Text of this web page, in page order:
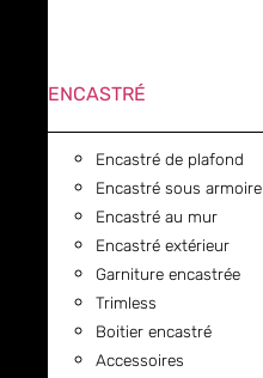
ENCASTRÉ
Encastré de plafond
Encastré sous armoire
Encastré au mur
Encastré extérieur
Garniture encastrée
Trimless
Boitier encastré
Accessoires